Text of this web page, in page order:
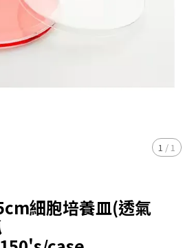
1 / 1
細胞培養皿(透氣